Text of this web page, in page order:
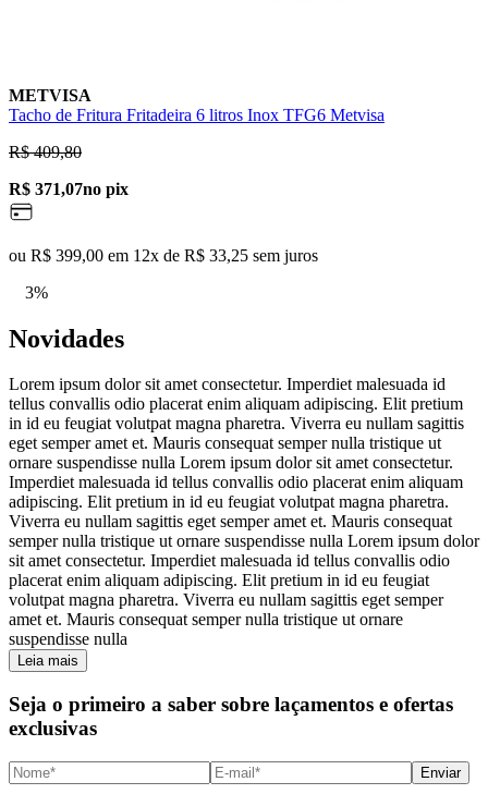
METVISA
Tacho de Fritura Fritadeira 6 litros Inox TFG6 Metvisa
R$ 409,80
R$ 371,07no pix
ou R$ 399,00 em 12x de R$ 33,25 sem juros
3%
Novidades
Lorem ipsum dolor sit amet consectetur. Imperdiet malesuada id
tellus convallis odio placerat enim aliquam adipiscing. Elit pretium
in id eu feugiat volutpat magna pharetra. Viverra eu nullam sagittis
eget semper amet et. Mauris consequat semper nulla tristique ut
ornare suspendisse nulla Lorem ipsum dolor sit amet consectetur.
Imperdiet malesuada id tellus convallis odio placerat enim aliquam
adipiscing. Elit pretium in id eu feugiat volutpat magna pharetra.
Viverra eu nullam sagittis eget semper amet et. Mauris consequat
semper nulla tristique ut ornare suspendisse nulla Lorem ipsum dolor
sit amet consectetur. Imperdiet malesuada id tellus convallis odio
placerat enim aliquam adipiscing. Elit pretium in id eu feugiat
volutpat magna pharetra. Viverra eu nullam sagittis eget semper
amet et. Mauris consequat semper nulla tristique ut ornare
suspendisse nulla
Leia mais
Seja o primeiro a saber sobre laçamentos e ofertas
exclusivas
Enviar